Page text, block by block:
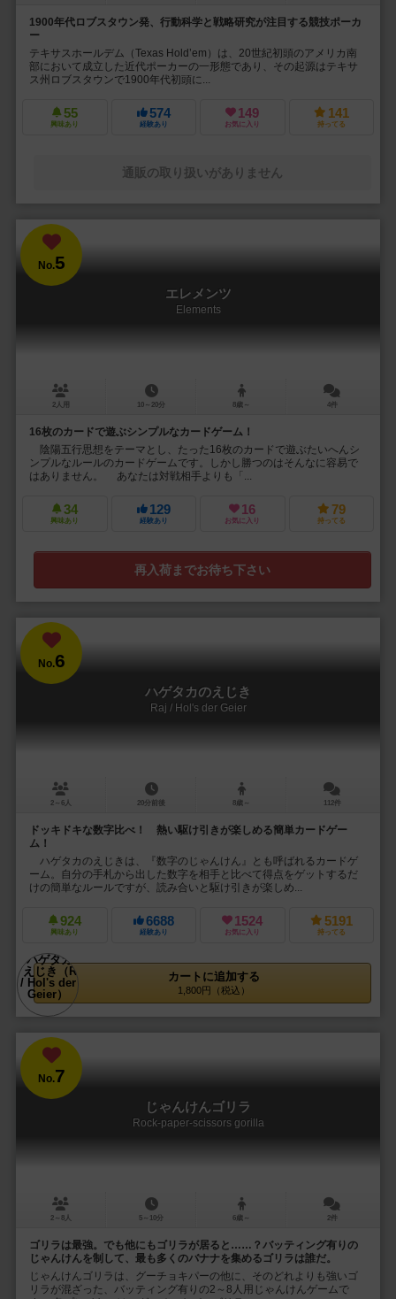
1900年代ロブスタウン発、行動科学と戦略研究が注目する競技ポーカ
ー
テキサスホールデム（Texas Hold’em）は、20世紀初頭のアメリカ南
部において成立した近代ポーカーの一形態であり、その起源はテキサ
ス州ロブスタウンで1900年代初頭に...
55
興味あり
574
経験あり
149
お気に入り
141
持ってる
通販の取り扱いがありません
No.5
エレメンツ
Elements
2人用 10～20分 8歳～ 4件
16枚のカードで遊ぶシンプルなカードゲーム！
陰陽五行思想をテーマとし、たった16枚のカードで遊ぶたいへんシ
ンプルなルールのカードゲームです。しかし勝つのはそんなに容易で
はありません。 あなたは対戦相手よりも「...
34
興味あり
129
経験あり
16
お気に入り
79
持ってる
再入荷までお待ち下さい
No.6
ハゲタカのえじき
Raj / Hol's der Geier
2～6人 20分前後 8歳～ 112件
ドッキドキな数字比べ！ 熱い駆け引きが楽しめる簡単カードゲー
ム！
ハゲタカのえじきは、『数字のじゃんけん』とも呼ばれるカードゲ
ーム。自分の手札から出した数字を相手と比べて得点をゲットするだ
けの簡単なルールですが、読み合いと駆け引きが楽しめ...
924
興味あり
6688
経験あり
1524
お気に入り
5191
持ってる
カートに追加する
1,800円（税込）
No.7
じゃんけんゴリラ
Rock-paper-scissors gorilla
2～8人 5～10分 6歳～ 2件
ゴリラは最強。でも他にもゴリラが居ると……？バッティング有りの
じゃんけんを制して、最も多くのバナナを集めるゴリラは誰だ。
じゃんけんゴリラは、グーチョキパーの他に、そのどれよりも強いゴ
リラが混ざった、バッティング有りの2～8人用じゃんけんゲームで